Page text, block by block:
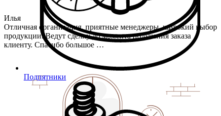
Подпятники
Илья
Отличная организация, приятные менеджеры, широкий выбор
продукции. Ведут сделку до момента получения заказа
клиенту. Спасибо большое …